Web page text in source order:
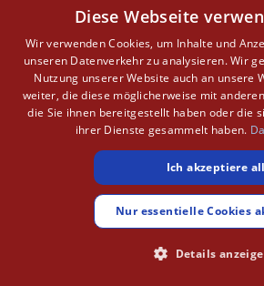
Diese Webseite
Wir verwenden Cookies, um Inhalte und
unseren Datenverkehr zu analysieren. Wir
Nutzung unserer Website auch an unsere
weiter, die diese möglicherweise mit
die Sie ihnen bereitgestellt haben oder die
ihrer Dienste gesammelt haben.
Ich akzeptiere
Nur essentielle Cookies
Details